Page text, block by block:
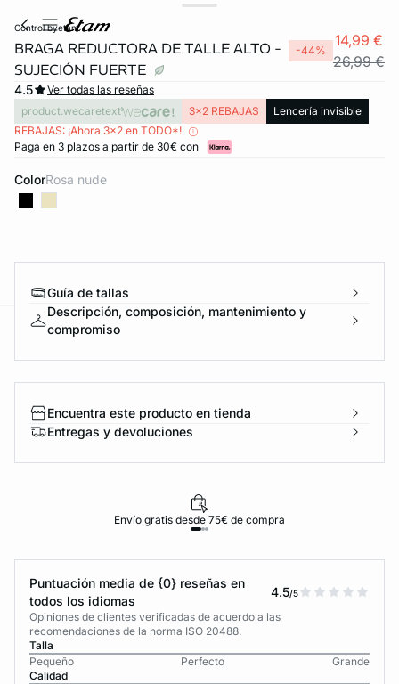
control byetam
BRAGA REDUCTORA DE TALLE ALTO -
SUJECIÓN FUERTE
-44%
14,99 €
26,99 €
4.5
Ver todas las reseñas
product.wecaretext
3x2 REBAJAS
Lencería invisible
REBAJAS: ¡Ahora 3x2 en TODO*!
Paga en 3 plazos a partir de 30€ con
Color rosa nude
Guía de tallas
Descripción, composición, mantenimiento y
compromiso
Encuentra este producto en tienda
Entregas y devoluciones
Envío gratis desde 75€ de compra
Puntuación media de {0} reseñas en
todos los idiomas
4.5/5
Opiniones de clientes verificadas de acuerdo a las
recomendaciones de la norma ISO 20488.
Talla
Pequeño
Perfecto
Grande
Calidad